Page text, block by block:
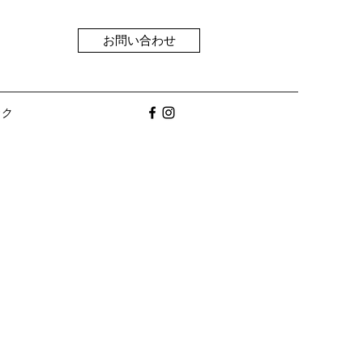
お問い合わせ